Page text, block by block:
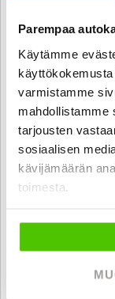
Parempaa
Käytämme
varmistamme
mahdollistamme
tarjousten
sosiaalisen
kävijämäärän
toimesta.
Adria ADORA
572 UT ALDE -
ERILLISVUOTEILLA